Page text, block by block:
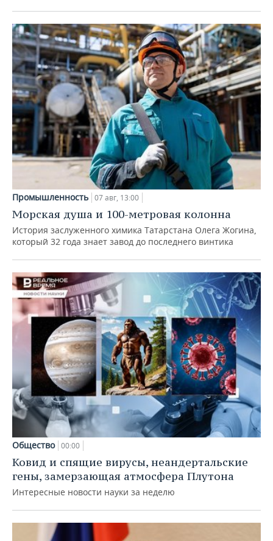
Промышленность 07 авг, 13:00
Морская душа и 100-метровая колонна
История заслуженного химика Татарстана Олега Жогина,
который 32 года знает завод до последнего винтика
Общество 00:00
Ковид и спящие вирусы, неандертальские
гены, замерзающая атмосфера Плутона
Интересные новости науки за неделю